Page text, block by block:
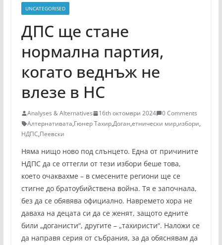
UNCATEGORISED
ДПС ще стане
нормална партия,
когато веднъж не
влезе в НС
Analyses & Alternatives 16th октомври 2024
0 Comments
Алтернативата,Гюнер Тахир,Доган,етнически мир,избори,
НДПС,Пеевски
Няма нищо ново под слънцето. Една от причините
НДПС да се оттегли от тези избори беше това,
което очаквахме – в смесените региони ще се
стигне до братоубийствена война. Тя е започнала,
без да се обявява официално. Навремето хора не
даваха на децата си да се женят, защото едните
били „доганисти“, другите – „тахиристи“. Наложи се
да направя серия от събрания, за да обяснявам да